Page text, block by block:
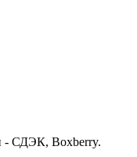
- СДЭК, Boxberry.